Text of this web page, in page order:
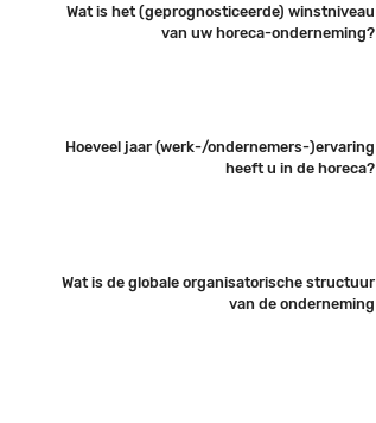
Wat is het (geprognosticeerde) winstniveau
van uw horeca-onderneming?
Hoeveel jaar (werk-/ondernemers-)ervaring
heeft u in de horeca?
Wat is de globale organisatorische structuur
van de onderneming